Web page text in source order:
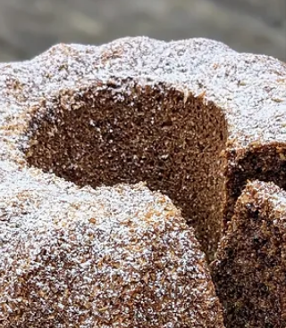
dneska pekla 2x. Ten první zmizel do pěti
minut. Jednoduchý litý a dlouho vláčný
borůvkový koláč. #mascarpone 250 g #vejce
4 kusy #cukr krupice 150 g
100 ml #špaldovámouka hladká 250 g
Můžete poloviční